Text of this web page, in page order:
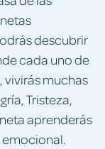
descubrir
cada uno de
vivirás muchas
Tristeza,
aprenderás